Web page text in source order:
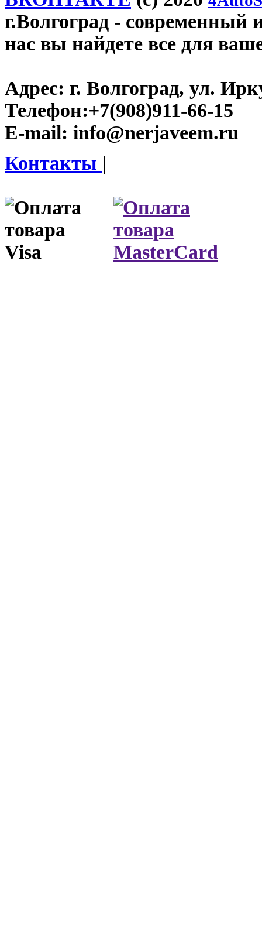
г.Волгоград - современный
нас вы найдете все для
Адрес: г. Волгоград, ул.
Телефон:+7(908)911-66-15
E-mail: info@nerjaveem.ru
Контакты |